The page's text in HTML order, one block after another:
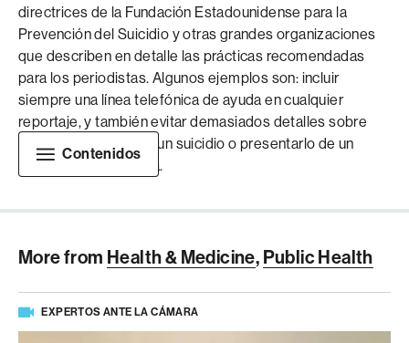
directrices de la Fundación Estadounidense para la
Prevención del Suicidio y otras grandes organizaciones
que describen en detalle las prácticas recomendadas
para los periodistas. Algunos ejemplos son: incluir
siempre una línea telefónica de ayuda en cualquier
reportaje, y también evitar demasiados detalles sobre
cómo se llevó a cabo un suicidio o presentarlo de un
modo sensacionalista.
Contenidos
More from Health & Medicine, Public Health
EXPERTOS ANTE LA CÁMARA